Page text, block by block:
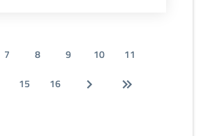
7 8 9 10
11
15 16